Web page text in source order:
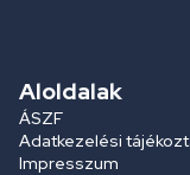
Aloldalak
ÁSZF
Adatkezelési
Impresszum